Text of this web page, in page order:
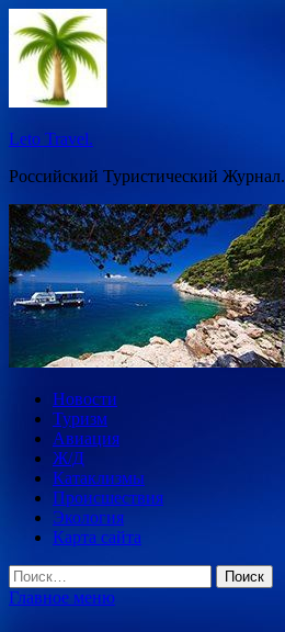
Перейти
к
содержимому
Leto Travel.
Российский Туристический Журнал.
Новости
Туризм
Авиация
Ж/Д
Катаклизмы
Происшествия
Экология
Карта сайта
Найти:
Главное меню